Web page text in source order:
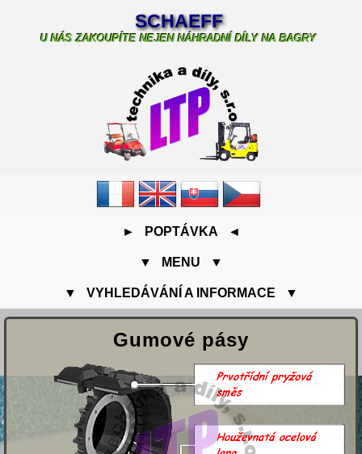
SCHAEFF
U NÁS ZAKOUPÍTE NEJEN NÁHRADNÍ DÍLY NA BAGRY
► POPTÁVKA ◄
▼ MENU ▼
▼ VYHLEDÁVÁNÍ A INFORMACE ▼
Gumové pásy